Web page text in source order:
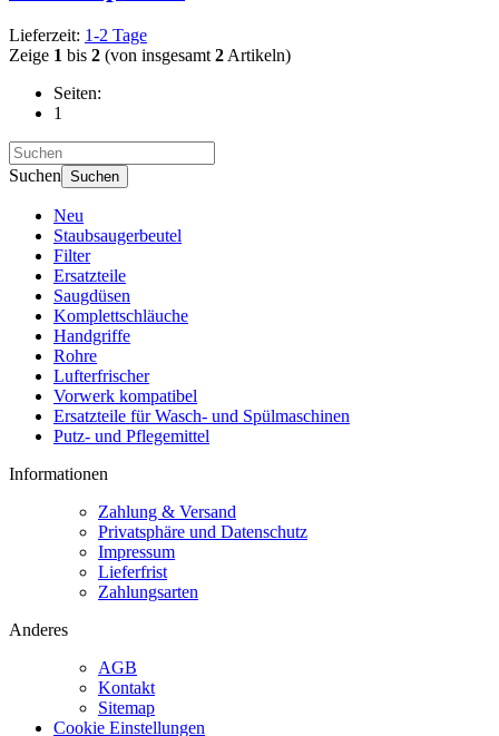
Lieferzeit: 1-2 Tage
Zeige 1 bis 2 (von insgesamt 2 Artikeln)
Seiten:
1
Suchen Suchen
Neu
Staubsaugerbeutel
Filter
Ersatzteile
Saugdüsen
Komplettschläuche
Handgriffe
Rohre
Lufterfrischer
Vorwerk kompatibel
Ersatzteile für Wasch- und Spülmaschinen
Putz- und Pflegemittel
Informationen
Zahlung & Versand
Privatsphäre und Datenschutz
Impressum
Lieferfrist
Zahlungsarten
Anderes
AGB
Kontakt
Sitemap
Cookie Einstellungen